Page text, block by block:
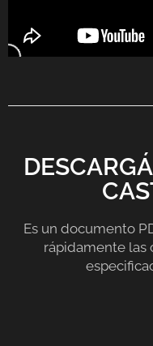
Es un documento
rápidamente las